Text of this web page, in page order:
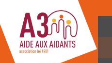
Panneau de gestion des cookies